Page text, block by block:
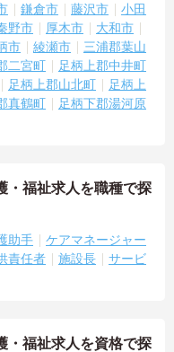
鎌倉市 藤沢市
小田
野市 厚木市
大和市
市 綾瀬市
三浦郡葉山
二宮町
足柄上郡中井町
足柄上郡山北町
足柄上
真鶴町
足柄下郡湯河原
・福祉求人を職種で探
助手
ケアマネージャー
責任者 施設長
サービ
・福祉求人を資格で探